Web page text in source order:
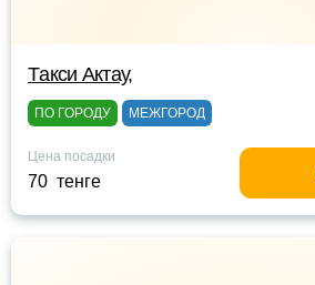
Tакси Актау,
ПО ГОРОДУ МЕЖГОРОД
Цена посадки
70 тенге